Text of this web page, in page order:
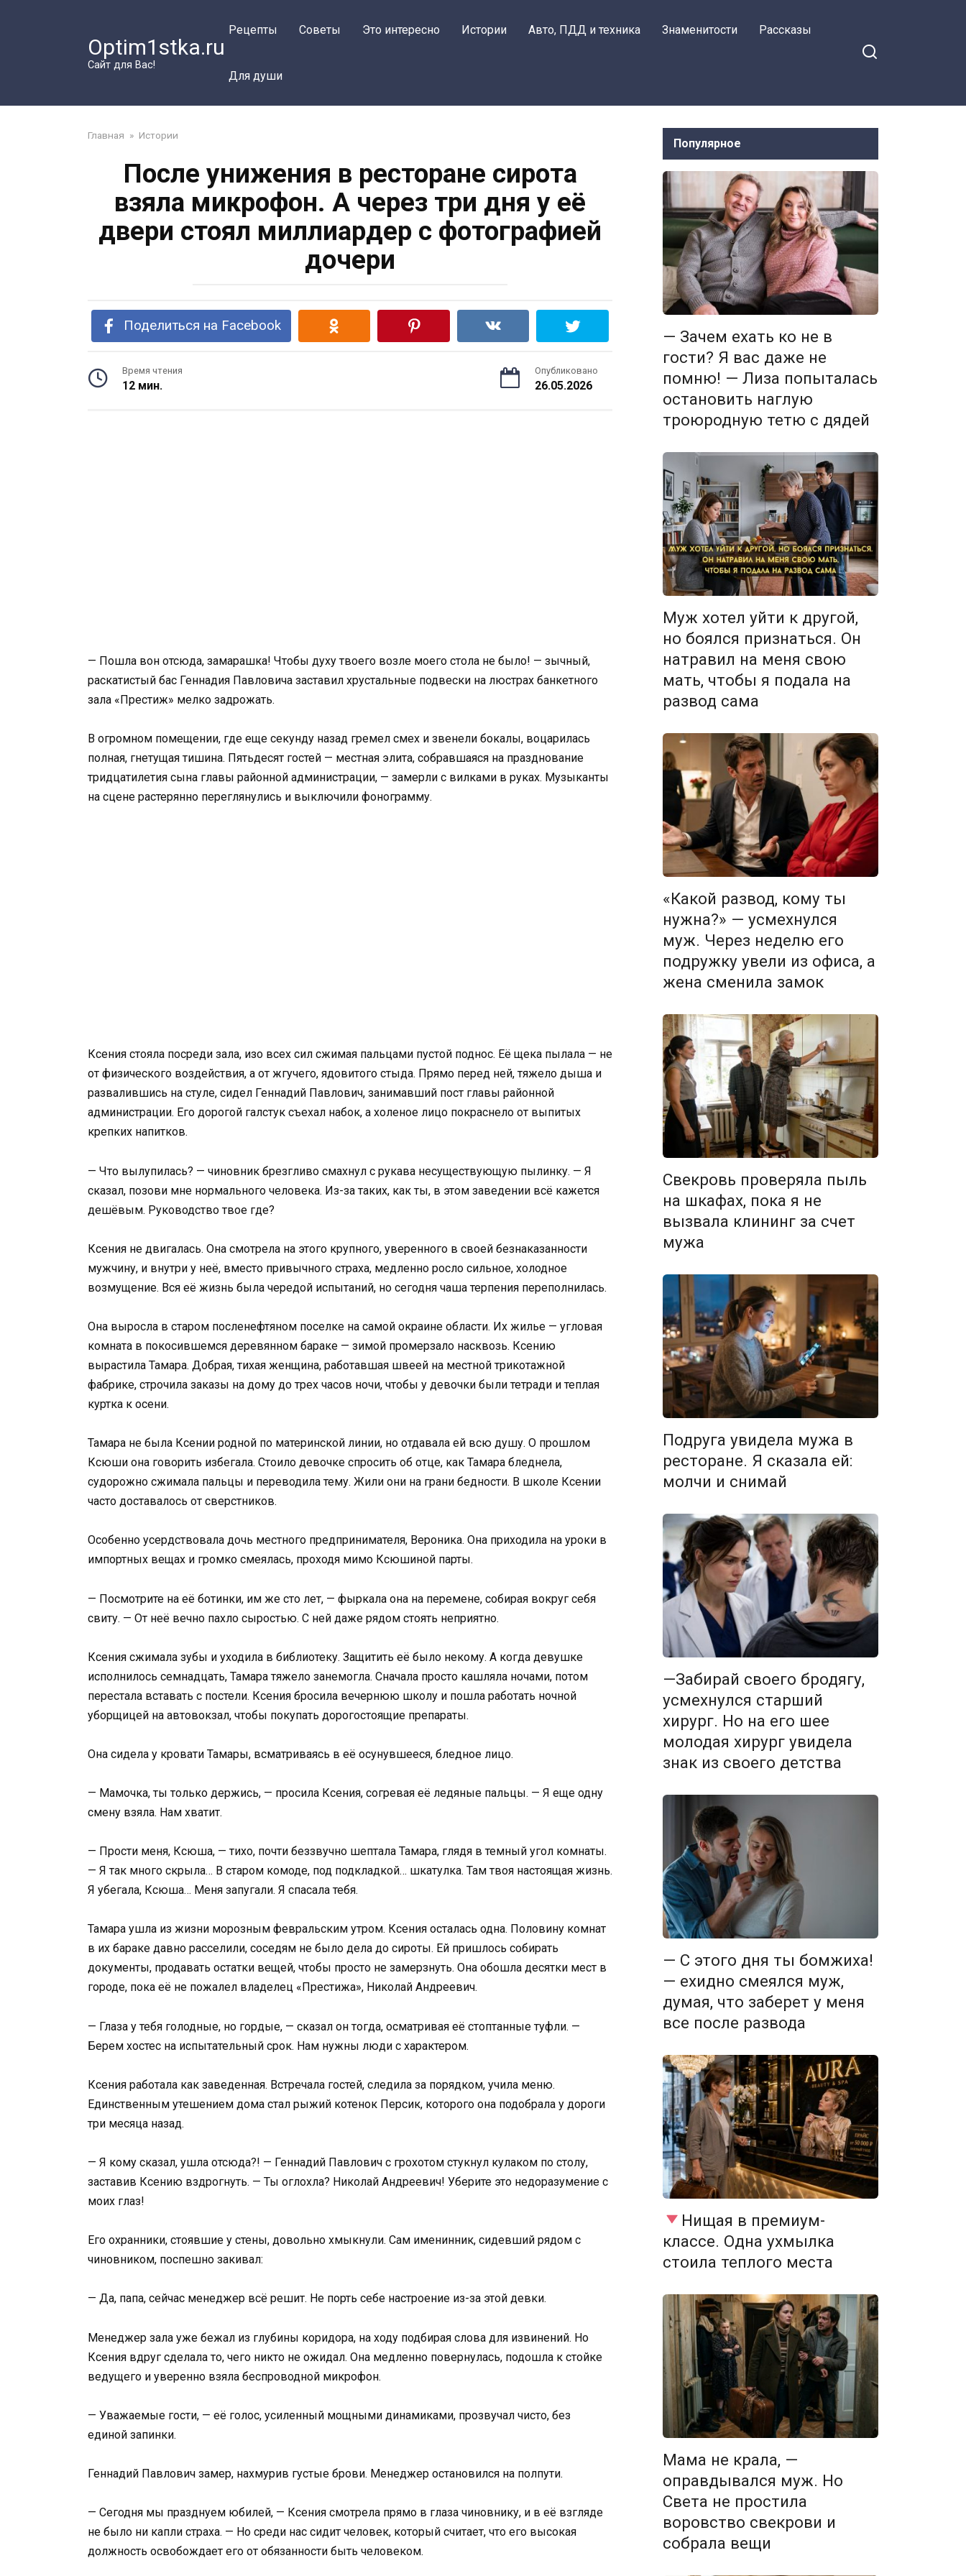
Optim1stka.ru
Сайт для Вас!
Рецепты Советы Это интересно Истории Авто, ПДД и техника Знаменитости Рассказы
Для души
Главная » Истории
После унижения в ресторане сирота
взяла микрофон. А через три дня у её
двери стоял миллиардер с фотографией
дочери
Поделиться на Facebook
Время чтения
12 мин.
Опубликовано
26.05.2026
— Пошла вон отсюда, замарашка! Чтобы духу твоего возле моего стола не было! — зычный,
раскатистый бас Геннадия Павловича заставил хрустальные подвески на люстрах банкетного
зала «Престиж» мелко задрожать.
В огромном помещении, где еще секунду назад гремел смех и звенели бокалы, воцарилась
полная, гнетущая тишина. Пятьдесят гостей — местная элита, собравшаяся на празднование
тридцатилетия сына главы районной администрации, — замерли с вилками в руках. Музыканты
на сцене растерянно переглянулись и выключили фонограмму.
Ксения стояла посреди зала, изо всех сил сжимая пальцами пустой поднос. Её щека пылала — не
от физического воздействия, а от жгучего, ядовитого стыда. Прямо перед ней, тяжело дыша и
развалившись на стуле, сидел Геннадий Павлович, занимавший пост главы районной
администрации. Его дорогой галстук съехал набок, а холеное лицо покраснело от выпитых
крепких напитков.
— Что вылупилась? — чиновник брезгливо смахнул с рукава несуществующую пылинку. — Я
сказал, позови мне нормального человека. Из-за таких, как ты, в этом заведении всё кажется
дешёвым. Руководство твое где?
Ксения не двигалась. Она смотрела на этого крупного, уверенного в своей безнаказанности
мужчину, и внутри у неё, вместо привычного страха, медленно росло сильное, холодное
возмущение. Вся её жизнь была чередой испытаний, но сегодня чаша терпения переполнилась.
Она выросла в старом посленефтяном поселке на самой окраине области. Их жилье — угловая
комната в покосившемся деревянном бараке — зимой промерзало насквозь. Ксению
вырастила Тамара. Добрая, тихая женщина, работавшая швеей на местной трикотажной
фабрике, строчила заказы на дому до трех часов ночи, чтобы у девочки были тетради и теплая
куртка к осени.
Тамара не была Ксении родной по материнской линии, но отдавала ей всю душу. О прошлом
Ксюши она говорить избегала. Стоило девочке спросить об отце, как Тамара бледнела,
судорожно сжимала пальцы и переводила тему. Жили они на грани бедности. В школе Ксении
часто доставалось от сверстников.
Особенно усердствовала дочь местного предпринимателя, Вероника. Она приходила на уроки в
импортных вещах и громко смеялась, проходя мимо Ксюшиной парты.
— Посмотрите на её ботинки, им же сто лет, — фыркала она на перемене, собирая вокруг себя
свиту. — От неё вечно пахло сыростью. С ней даже рядом стоять неприятно.
Ксения сжимала зубы и уходила в библиотеку. Защитить её было некому. А когда девушке
исполнилось семнадцать, Тамара тяжело занемогла. Сначала просто кашляла ночами, потом
перестала вставать с постели. Ксения бросила вечернюю школу и пошла работать ночной
уборщицей на автовокзал, чтобы покупать дорогостоящие препараты.
Она сидела у кровати Тамары, всматриваясь в её осунувшееся, бледное лицо.
— Мамочка, ты только держись, — просила Ксения, согревая её ледяные пальцы. — Я еще одну
смену взяла. Нам хватит.
— Прости меня, Ксюша, — тихо, почти беззвучно шептала Тамара, глядя в темный угол комнаты.
— Я так много скрыла… В старом комоде, под подкладкой… шкатулка. Там твоя настоящая жизнь.
Я убегала, Ксюша… Меня запугали. Я спасала тебя.
Тамара ушла из жизни морозным февральским утром. Ксения осталась одна. Половину комнат
в их бараке давно расселили, соседям не было дела до сироты. Ей пришлось собирать
документы, продавать остатки вещей, чтобы просто не замерзнуть. Она обошла десятки мест в
городе, пока её не пожалел владелец «Престижа», Николай Андреевич.
— Глаза у тебя голодные, но гордые, — сказал он тогда, осматривая её стоптанные туфли. —
Берем хостес на испытательный срок. Нам нужны люди с характером.
Ксения работала как заведенная. Встречала гостей, следила за порядком, учила меню.
Единственным утешением дома стал рыжий котенок Персик, которого она подобрала у дороги
три месяца назад.
— Я кому сказал, ушла отсюда?! — Геннадий Павлович с грохотом стукнул кулаком по столу,
заставив Ксению вздрогнуть. — Ты оглохла? Николай Андреевич! Уберите это недоразумение с
моих глаз!
Его охранники, стоявшие у стены, довольно хмыкнули. Сам именинник, сидевший рядом с
чиновником, поспешно закивал:
— Да, папа, сейчас менеджер всё решит. Не порть себе настроение из-за этой девки.
Менеджер зала уже бежал из глубины коридора, на ходу подбирая слова для извинений. Но
Ксения вдруг сделала то, чего никто не ожидал. Она медленно повернулась, подошла к стойке
ведущего и уверенно взяла беспроводной микрофон.
— Уважаемые гости, — её голос, усиленный мощными динамиками, прозвучал чисто, без
единой запинки.
Геннадий Павлович замер, нахмурив густые брови. Менеджер остановился на полпути.
— Сегодня мы празднуем юбилей, — Ксения смотрела прямо в глаза чиновнику, и в её взгляде
не было ни капли страха. — Но среди нас сидит человек, который считает, что его высокая
должность освобождает его от обязанности быть человеком.
Популярное
— Зачем ехать ко не в
гости? Я вас даже не
помню! — Лиза попыталась
остановить наглую
троюродную тетю с дядей
Муж хотел уйти к другой,
но боялся признаться. Он
натравил на меня свою
мать, чтобы я подала на
развод сама
«Какой развод, кому ты
нужна?» — усмехнулся
муж. Через неделю его
подружку увели из офиса, а
жена сменила замок
Свекровь проверяла пыль
на шкафах, пока я не
вызвала клининг за счет
мужа
Подруга увидела мужа в
ресторане. Я сказала ей:
молчи и снимай
—Забирай своего бродягу,
усмехнулся старший
хирург. Но на его шее
молодая хирург увидела
знак из своего детства
— С этого дня ты бомжиха!
— ехидно смеялся муж,
думая, что заберет у меня
все после развода
Нищая в премиум-
классе. Одна ухмылка
стоила теплого места
Мама не крала, —
оправдывался муж. Но
Света не простила
воровство свекрови и
собрала вещи